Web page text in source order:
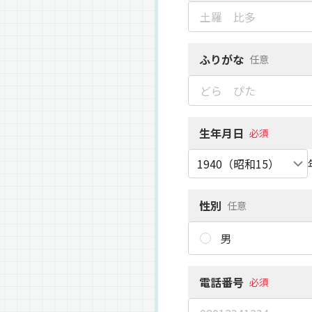
ふりがな 任意
生年月日 必須
性別 任意
男
電話番号 必須